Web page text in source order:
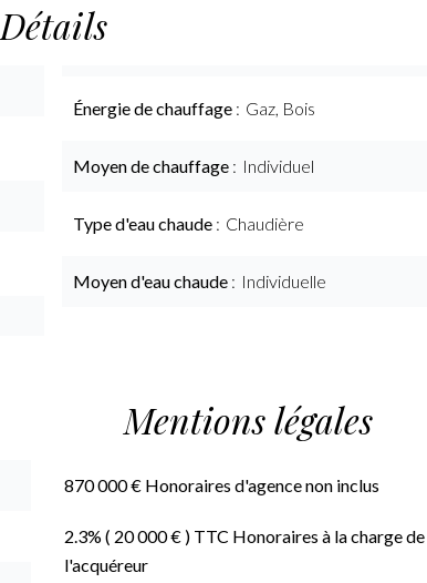
Détails
Énergie de chauffage Gaz, Bois
Moyen de chauffage Individuel
Type d'eau chaude Chaudière
Moyen d'eau chaude Individuelle
Mentions légales
870 000 € Honoraires d'agence non inclus
2.3% ( 20 000 € ) TTC Honoraires à la charge de
l'acquéreur